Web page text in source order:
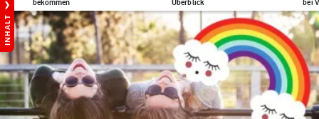
bekommen
Überblick
bei
INHALT